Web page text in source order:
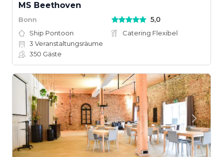
MS Beethoven
Bonn 5,0
Ship Pontoon
Catering Flexibel
3 Veranstaltungsräume
350 Gäste